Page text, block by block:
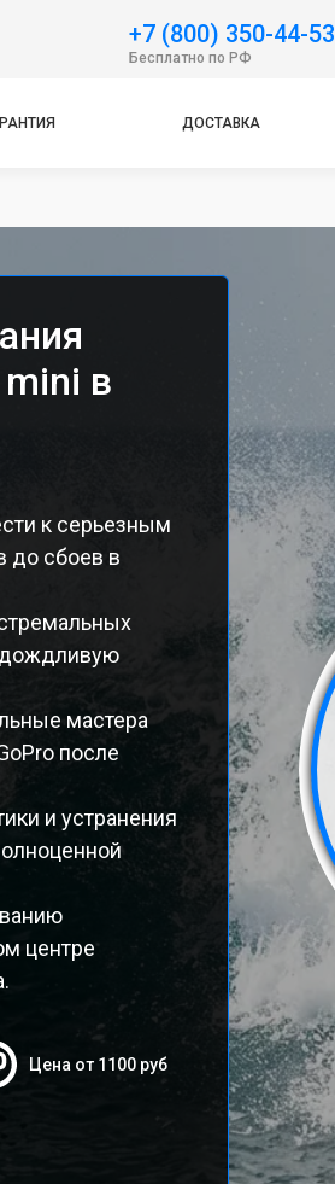
+7 (800) 350-44-53
Бесплатно по РФ
ДОСТАВКА
в
к серьезным
до сбоев в
дождливую
мастера
после
и устранения
центре
Цена от 1100 руб